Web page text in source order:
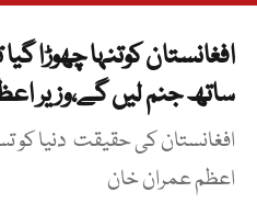
افغانستان کوتنہا چھوڑا
ساتھ جنم لیں گے،وزیر
افغانستان کی حقیقت دنیا کو
اعظم عمران خان